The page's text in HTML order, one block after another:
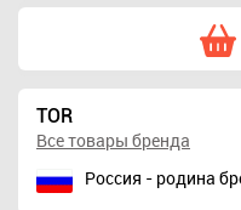
TOR
Все товары бренда
Россия - родина